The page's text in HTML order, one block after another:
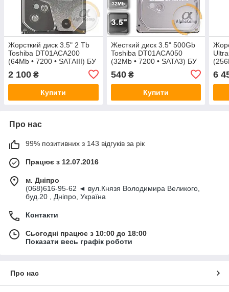
Жорсткий диск 3.5" 2 Tb
Toshiba DT01ACA200
(64Mb • 7200 • SATAIII) БУ
2 100 ₴
Купити
Жесткий диск 3.5" 500Gb
Toshiba DT01ACA050
(32Mb • 7200 • SATA3) БУ
540₴
Купити
6
Про нас
99% позитивних з 143 відгуків за рік
Працює з 12.07.2016
м. Дніпро
(068)616-95-62 ◄ вул.Князя Володимира Великого,
буд.20 , Дніпро, Україна
Контакти
Сьогодні працює з 10:00 до 18:00
Показати весь графік роботи
Про нас